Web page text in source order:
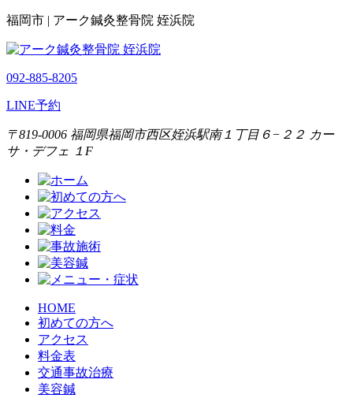
福岡市 | アーク鍼灸整骨院 姪浜院
092-885-8205
LINE予約
〒819-0006 福岡県福岡市西区姪浜駅南１丁目６−２２ カー
サ・デフェ １F
HOME
初めての方へ
アクセス
料金表
交通事故治療
美容鍼